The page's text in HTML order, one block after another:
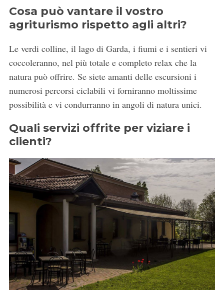
Cosa può vantare il vostro
agriturismo rispetto agli altri?
Le verdi colline, il lago di Garda, i fiumi e i sentieri vi
coccoleranno, nel più totale e completo relax che la
natura può offrire. Se siete amanti delle escursioni i
numerosi percorsi ciclabili vi forniranno moltissime
possibilità e vi condurranno in angoli di natura unici.
Quali servizi offrite per viziare i
clienti?